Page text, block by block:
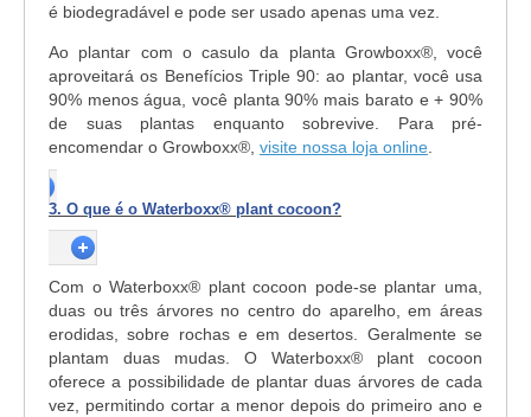
é biodegradável e pode ser usado apenas uma vez.
Ao plantar com o casulo da planta Growboxx®, você
aproveitará os Benefícios Triple 90: ao plantar, você usa
90% menos água, você planta 90% mais barato e + 90%
de suas plantas enquanto sobrevive. Para pré-
encomendar o Growboxx®, visite nossa loja online
3. O que é o Waterboxx® plant cocoon?
Com o Waterboxx® plant cocoon pode-se plantar uma,
duas ou três árvores no centro do aparelho, em áreas
erodidas, sobre rochas e em desertos. Geralmente se
plantam duas mudas. O Waterboxx® plant cocoon
oferece a possibilidade de plantar duas árvores de cada
vez, permitindo cortar a menor depois do primeiro ano e